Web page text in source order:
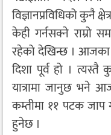
विज्ञानप्रविधिको कुनै
केही गर्नसक्ने
रहेको देखिन्छ ।
दिशा पूर्व हो ।
यात्रामा जानुछ भने
कम्तीमा ११ पटक जाप
हुनेछ ।